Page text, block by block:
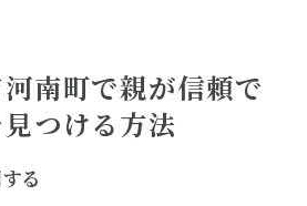
南町で親が信頼で
つける方法
る